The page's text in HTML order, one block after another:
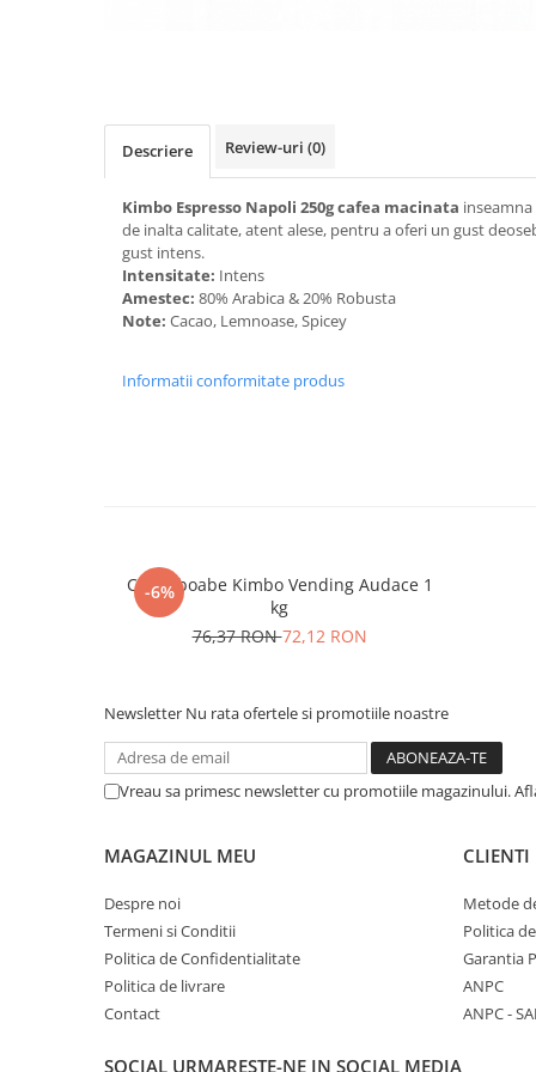
Descriere Review-uri (0)
Kimbo Espresso Napoli 250g cafea macinata
de inalta calitate, atent alese, pentru a oferi un gust
gust intens.
Intensitate: Intens
Amestec: 80% Arabica & 20% Robusta
Note: Cacao, Lemnoase, Spicey
Informatii conformitate produs
-6%
Cafea boabe Kimbo Vending Audace 1
kg
76,37 RON72,12 RON
Newsletter Nu rata ofertele si promotiile noastre
Vreau sa primesc newsletter cu promotiile magazinului.
MAGAZINUL MEU
Despre noi
Termeni si Conditii
Politica de Confidentialitate
Politica de livrare
Contact
CLIENTI
Metode
Politica
Garantia
ANPC
ANPC -
SOCIAL URMARESTE-NE IN SOCIAL MEDIA